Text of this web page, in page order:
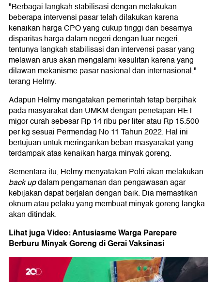
"Berbagai langkah stabilisasi dengan melakukan
beberapa intervensi pasar telah dilakukan karena
kenaikan harga CPO yang cukup tinggi dan besarnya
disparitas harga dalam negeri dengan luar negeri,
tentunya langkah stabilisasi dan intervensi pasar yang
melawan arus akan mengalami kesulitan karena yang
dilawan mekanisme pasar nasional dan internasional,"
terang Helmy.
Adapun Helmy mengatakan pemerintah tetap berpihak
pada masyarakat dan UMKM dengan penetapan HET
migor curah sebesar Rp 14 ribu per liter atau Rp 15.500
per kg sesuai Permendag No 11 Tahun 2022. Hal ini
bertujuan untuk meringankan beban masyarakat yang
terdampak atas kenaikan harga minyak goreng.
Sementara itu, Helmy menyatakan Polri akan melakukan
back updalam pengamanan dan pengawasan agar
kebijakan dapat berjalan dengan baik. Dia memastikan
oknum atau pelaku yang membuat minyak goreng langka
akan ditindak.
Lihat juga Video: Antusiasme Warga Parepare
Berburu Minyak Goreng di Gerai Vaksinasi